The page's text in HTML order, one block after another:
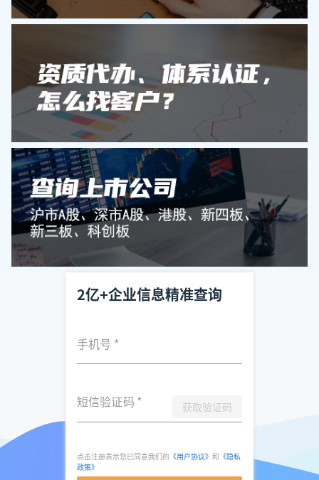
2亿+企业信息精准查询
手机号 *
短信验证码 * 获取验证码
点击注册表示您已同意我们的 《用户协议》 和 《隐私
政策》